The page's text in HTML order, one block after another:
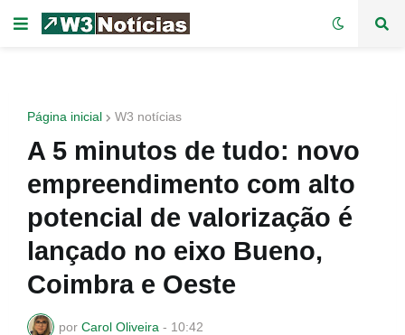
Página inicial W3 notícias
A 5 minutos de tudo: novo
empreendimento com alto
potencial de valorização é
lançado no eixo Bueno,
Coimbra e Oeste
por Carol Oliveira - 10:42